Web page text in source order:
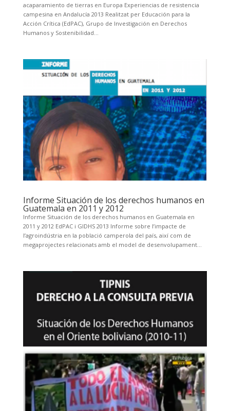
acaparamiento de tierras en Europa Experiencias de resistencia
campesina en Andalucía 2013 Realitzat per Educación para la
Acción Crítica (EdPAC), Grupo de Investigación en Derechos
Humanos y Sostenibilidad...
Informe Situación de los derechos humanos en
Guatemala en 2011 y 2012
Informe Situación de los derechos humanos en Guatemala en
2011 y 2012 EdPAC i GIDHS 2013 Informe sobre l’impacte de
l’agroindústria en la població camperola del país, així com de
megaprojectes relacionats amb el model de desenvolupament...